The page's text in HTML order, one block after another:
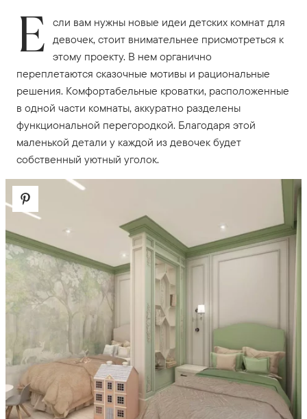
Е сли вам нужны новые идеи детских комнат для
девочек, стоит внимательнее присмотреться к
этому проекту. В нем органично
переплетаются сказочные мотивы и рациональные
решения. Комфортабельные кроватки, расположенные
в одной части комнаты, аккуратно разделены
функциональной перегородкой. Благодаря этой
маленькой детали у каждой из девочек будет
собственный уютный уголок.